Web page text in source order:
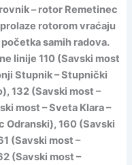
– rotor Remetinec
rotorom vraćaju
samih radova.
linije 110 (Savski most
Stupnik – Stupnički
132 (Savski most –
most – Sveta Klara –
Odranski), 160 (Savski
(Savski most –
(Savski most –